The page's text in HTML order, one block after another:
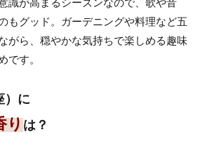
識が高まるシーズンなので、歌や音
もグッド。ガーデニングや料理など五
がら、穏やかな気持ちで楽しめる趣味
です。
）に
りは？